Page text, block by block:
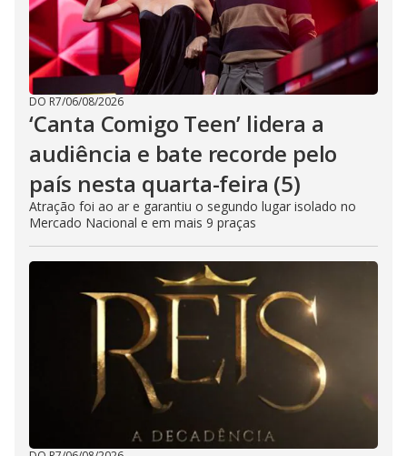
DO R7/06/08/2026
‘Canta Comigo Teen’ lidera a
audiência e bate recorde pelo
país nesta quarta-feira (5)
Atração foi ao ar e garantiu o segundo lugar isolado no
Mercado Nacional e em mais 9 praças